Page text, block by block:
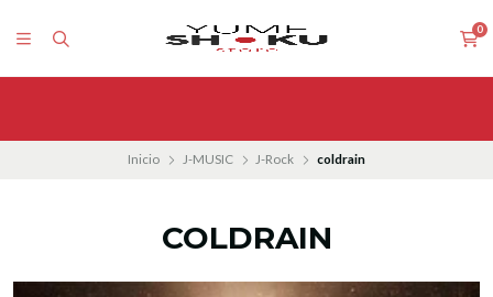
0
Inicio J-MUSIC J-Rock coldrain
COLDRAIN